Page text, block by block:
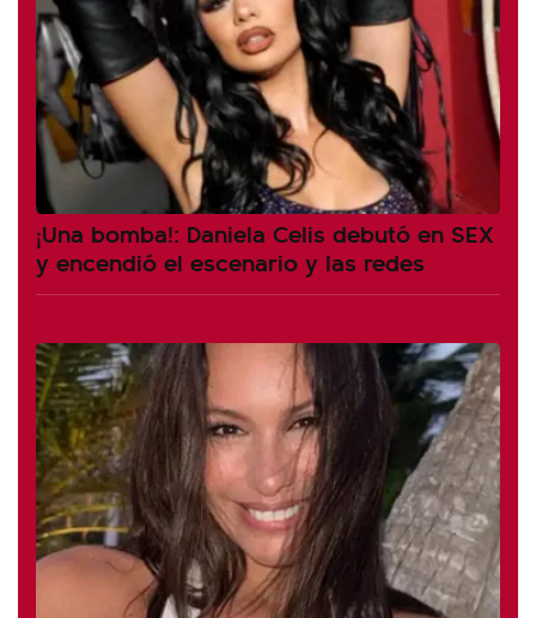
¡Una bomba!: Daniela Celis debutó en SEX
y encendió el escenario y las redes